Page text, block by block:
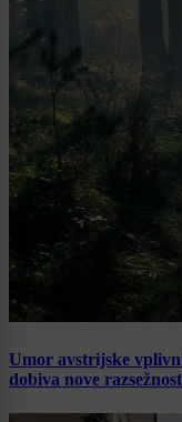
Umor avstrijske
dobiva nove